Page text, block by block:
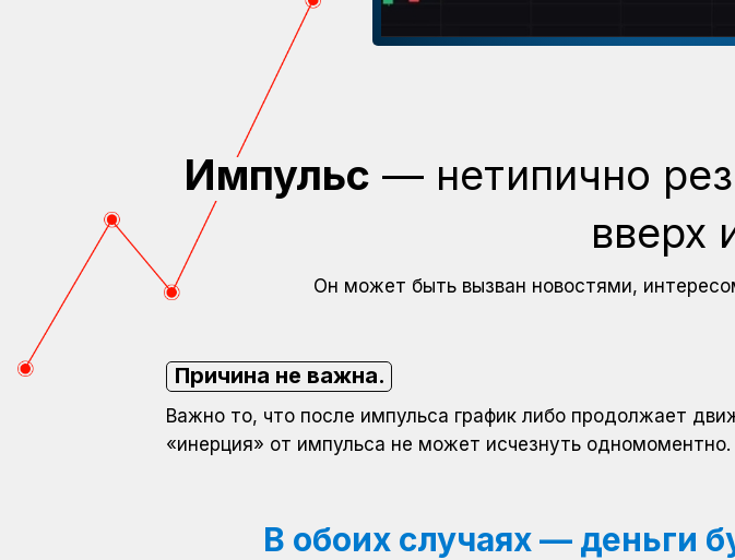
Причина не важна.
Импульс — нетипично
вверх
В обоих случаях — деньги
Важно то, что после импульса график либо продолжает
«инерция» от импульса не может исчезнуть
Он может быть вызван новостями,